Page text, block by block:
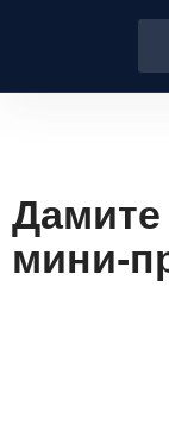
Дамите
мини-